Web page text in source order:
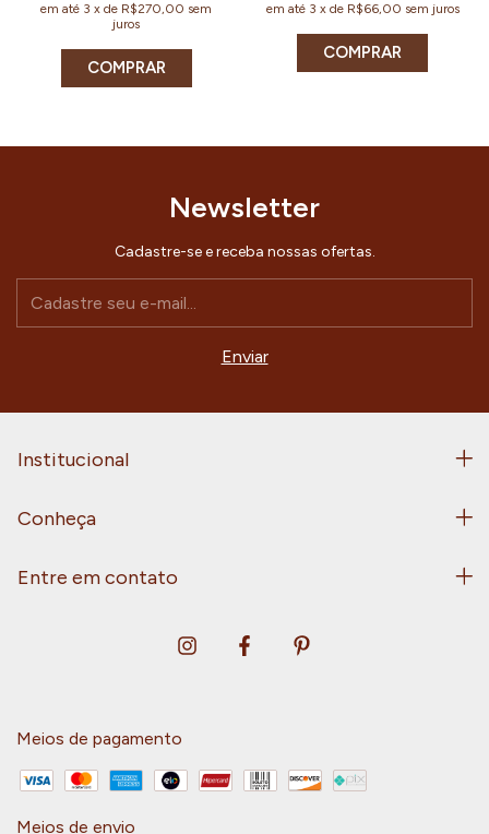
em até 3 xde R$270,00 sem
juros
COMPRAR
em até 3 x de R$66,00 sem juros
COMPRAR
Newsletter
Cadastre-se e receba nossas ofertas.
Institucional
Conheça
Entre em contato
Meios de pagamento
Meios de envio